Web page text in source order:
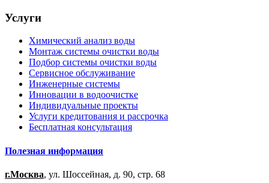
Услуги
Химический анализ воды
Монтаж системы очистки воды
Подбор системы очистки воды
Сервисное обслуживание
Инженерные системы
Инновации в водоочистке
Индивидуальные проекты
Услуги кредитования и рассрочка
Бесплатная консультация
Полезная информация
г.Москва, ул. Шоссейная, д. 90, стр. 68